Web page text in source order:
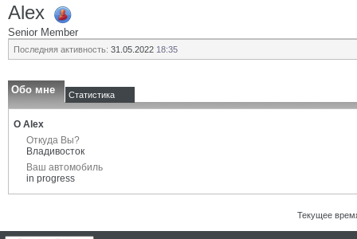
Alex
Senior Member
Последняя активность: 31.05.2022 18:35
Обо мне Статистика
О Alex
Откуда Вы?
Владивосток
Ваш автомобиль
in progress
Текущее